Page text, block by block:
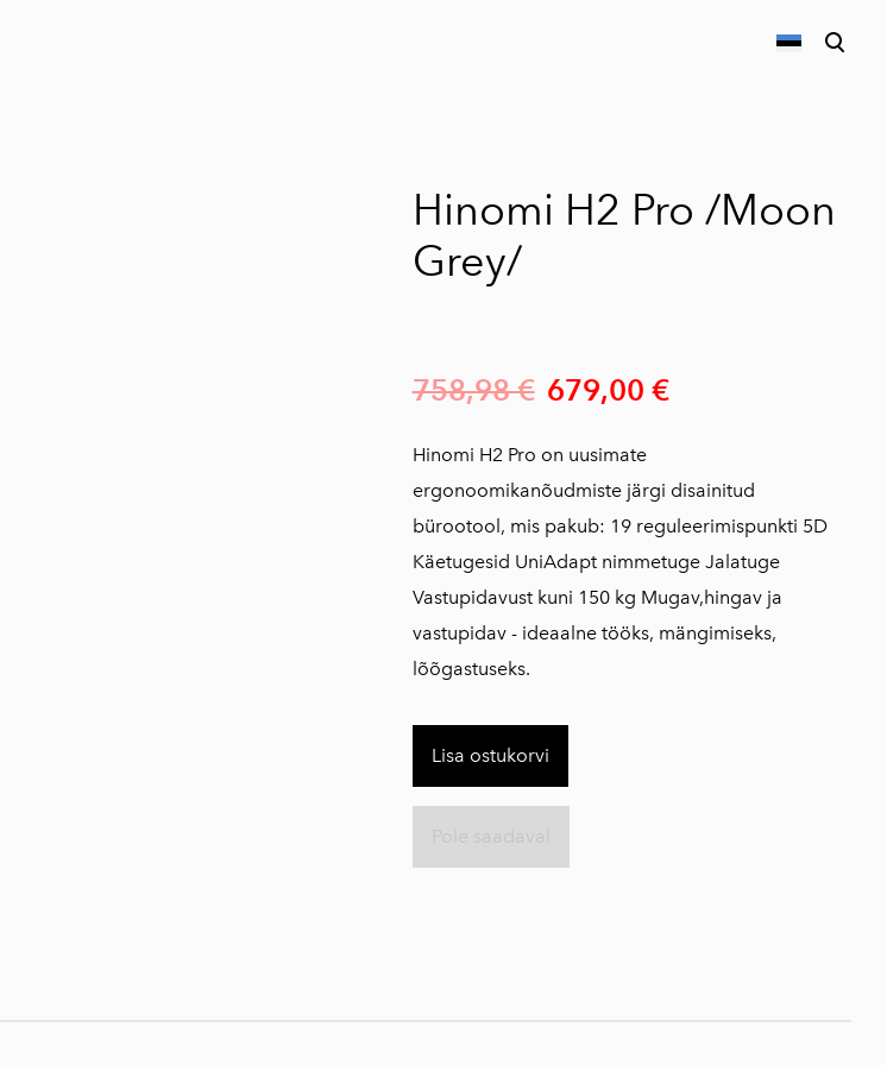
Hinomi H2 Pro /Moon
Grey/
758,98 € 679,00 €
Hinomi H2 Pro on uusimate
ergonoomikanõudmiste järgi disainitud
bürootool, mis pakub: 19 reguleerimispunkti 5D
Käetugesid UniAdapt nimmetuge Jalatuge
Vastupidavust kuni 150 kg Mugav,hingav ja
vastupidav - ideaalne tööks, mängimiseks,
lõõgastuseks.
Lisa ostukorvi